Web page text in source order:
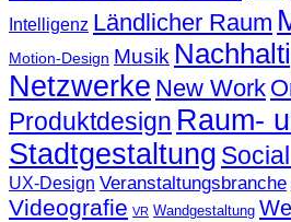
Intelligenz Ländlicher Raum
Motion-Design Musik
Netzwerke New Work
Produktdesign Raum-
Stadtgestaltung
UX-Design Veranstaltungsbranche
Videografie VR Wandgestaltung